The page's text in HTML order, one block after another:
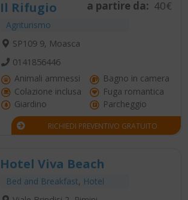
Il Rifugio
Agriturismo
a partire da: 40€
SP109 9, Moasca
0141856446
Animali ammessi
Bagno in camera
Colazione inclusa
Fuga romantica
Giardino
Parcheggio
RICHIEDI PREVENTIVO GRATUITO
Hotel Viva Beach
Bed and Breakfast, Hotel